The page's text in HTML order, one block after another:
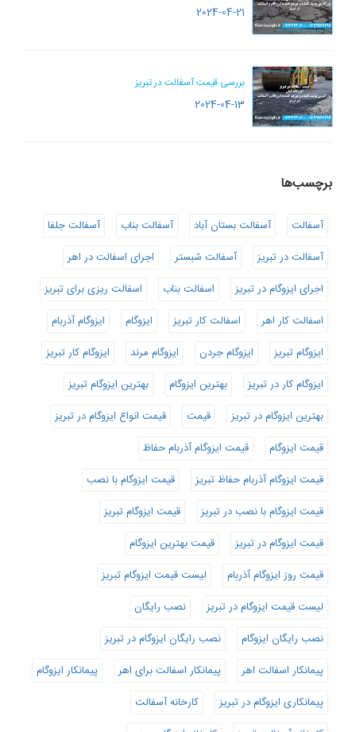
2024-04-21
بررسی قیمت آسفالت در تبریز
2024-04-13
برچسب‌ها
آسفالت آسفالت بستان آباد آسفالت بناب
آسفالت جلفا
آسفالت در تبریز
آسفالت شبستر
اجرای اسفالت در اهر
اجرای ایزوگام در تبریز
اسفالت بناب
اسفالت ریزی برای تبریز
اسفالت کار اهر
اسفالت کار تبریز ایزوگام
ایزوگام آذربام
ایزوگام تبریز
ایزوگام جردن ایزوگام مرند
ایزوگام کار تبریز
ایزوگام کار در تبریز
بهترین ایزوگام
بهترین ایزوگام تبریز
بهترین ایزوگام در تبریز
قیمت
قیمت انواع ایزوگام در تبریز
قیمت ایزوگام
قیمت ایزوگام آذربام حفاظ
قیمت ایزوگام آذربام حفاظ تبریز
قیمت ایزوگام با نصب
قیمت ایزوگام با نصب در تبریز
قیمت ایزوگام تبریز
قیمت ایزوگام در تبریز
قیمت بهترین ایزوگام
قیمت روز ایزوگام آذربام
لیست قیمت ایزوگام تبریز
لیست قیمت ایزوگام در تبریز
نصب رایگان
نصب رایگان ایزوگام
نصب رایگان ایزوگام در تبریز
پیمانکار اسفالت اهر
پیمانکار اسفالت برای اهر
پیمانکار ایزوگام
پیمانکاری ایزوگام در تبریز
کارخانه آسفالت